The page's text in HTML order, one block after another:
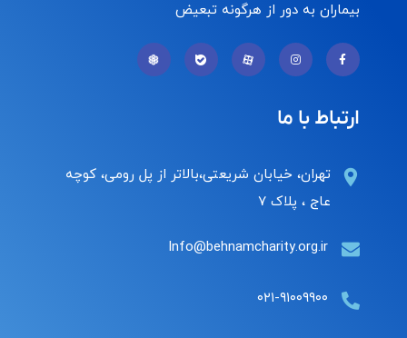
بیماران به دور از هرگونه تبعیض
ارتباط با ما
تهران، خیابان شریعتی،بالاتر از پل رومی، کوچه
عاج ، پلاک ۷
Info@behnamcharity.org.ir
۰۲۱-۹۱۰۰۹۹۰۰